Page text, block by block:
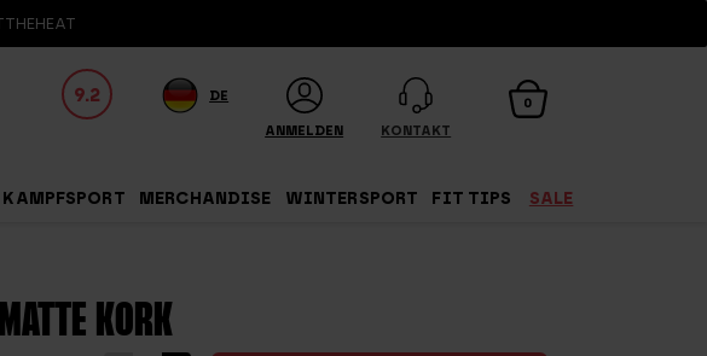
9.2 DE
ANMELDEN KONTAKT
0
KAMPFSPORT MERCHANDISE WINTERSPORT FIT TIPS SALE
KORK